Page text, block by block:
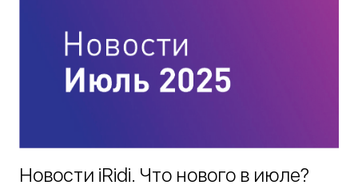
Новости iRidi. Что нового в июле?